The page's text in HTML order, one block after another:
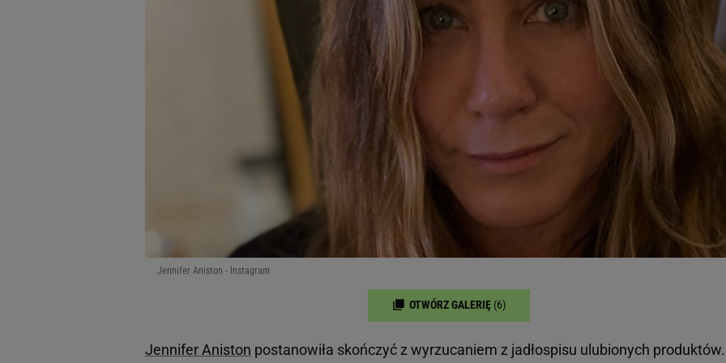
Jennifer Aniston - Instagram
OTWÓRZ GALERIĘ (6)
Jennifer Aniston postanowiła skończyć z wyrzucaniem z jadłospisu ulubionych produktów.